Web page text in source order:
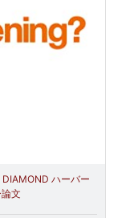
ハーバー
文